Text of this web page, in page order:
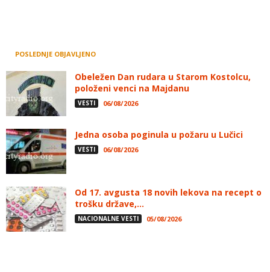
POSLEDNJE OBJAVLJENO
Obeležen Dan rudara u Starom Kostolcu,
položeni venci na Majdanu
VESTI 06/08/2026
Jedna osoba poginula u požaru u Lučici
VESTI 06/08/2026
Od 17. avgusta 18 novih lekova na recept o
trošku države,...
NACIONALNE VESTI 05/08/2026